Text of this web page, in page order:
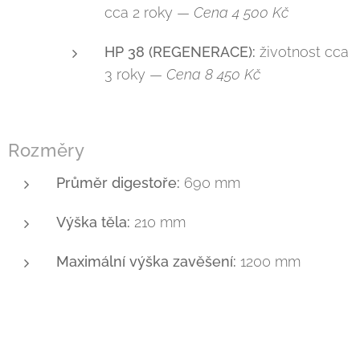
cca 2 roky — Cena 4 500 Kč
HP 38 (REGENERACE): životnost cca
3 roky — Cena 8 450 Kč
Rozměry
Průměr digestoře: 690 mm
Výška těla: 210 mm
Maximální výška zavěšení: 1200 mm